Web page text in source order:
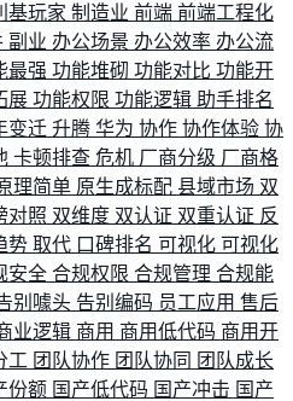
基玩家 制造业 前端 前端工程化
副业 办公场景 办公效率 办公流
最强 功能堆砌 功能对比 功能开
展 功能权限 功能逻辑 助手排名
变迁 升腾 华为 协作 协作体验 协
卡顿排查 危机 厂商分级 厂商格
理简单 原生成标配 县域市场 双
对照 双维度 双认证 双重认证 反
势 取代 口碑排名 可视化 可视化
安全 合规权限 合规管理 合规能
别噱头 告别编码 员工应用 售后
业逻辑 商用 商用低代码 商用开
工 团队协作 团队协同 团队成长
份额 国产低代码 国产冲击 国产